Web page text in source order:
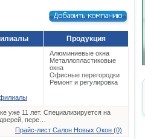
Продукция
Алюминиевые окна
Металлопластиковые
окна
Офисные перегородки
Ремонт и регулировка
уже 11 лет. Специализируется на
пере…
Прайс-лист Салон Новых Окон (0)